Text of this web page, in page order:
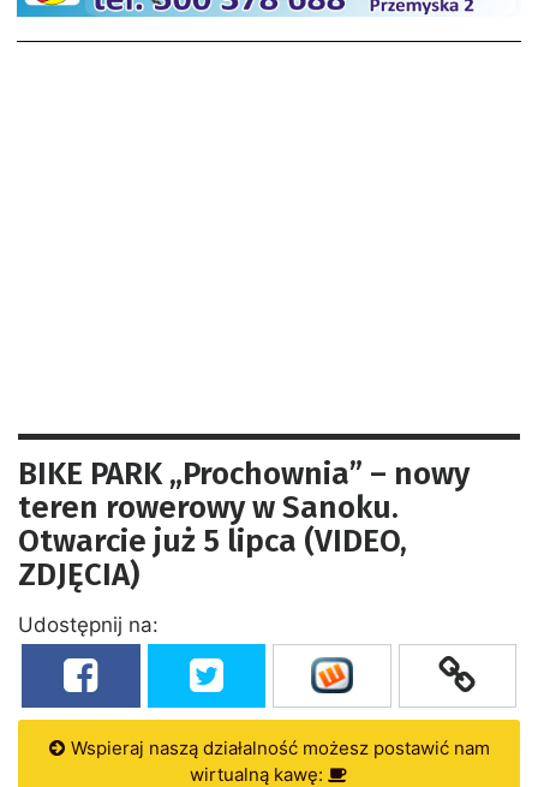
BIKE PARK „Prochownia” – nowy
teren rowerowy w Sanoku.
Otwarcie już 5 lipca (VIDEO,
ZDJĘCIA)
Udostępnij na:
Wspieraj naszą działalność możesz postawić nam
wirtualną kawę: